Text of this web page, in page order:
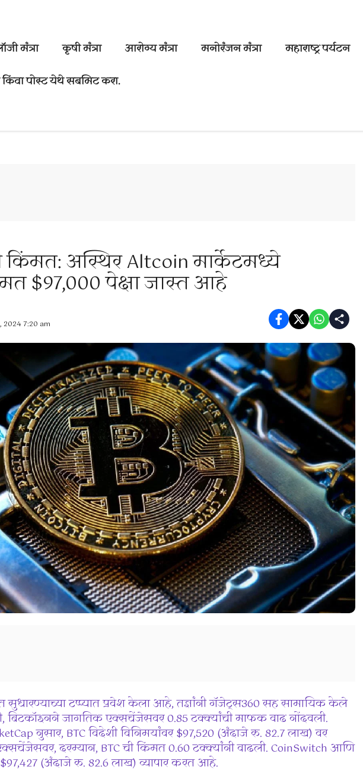
मंत्रा कृषी मंत्रा आरोग्य मंत्रा मनोरंजन मंत्रा महाराष्ट्र पर्यटन
पोस्ट येथे सबमिट करा.
किंमत: अस्थिर Altcoin मार्केटमध्ये
$97,000 पेक्षा जास्त आहे
2024 7:20 am
सुधारण्याच्या टप्प्यात प्रवेश केला आहे, तज्ञांनी गॅजेट्स360 सह सामायिक केले
बिटकॉइनने जागतिक एक्सचेंजेसवर 0.85 टक्क्यांची माफक वाढ नोंदवली.
नुसार, BTC विदेशी विनिमयांवर $97,520 (अंदाजे रु. 82.7 लाख) वर
एक्सचेंजेसवर, दरम्यान, BTC ची किंमत 0.60 टक्क्यांनी वाढली. CoinSwitch आणि
(अंदाजे रु. 82.6 लाख) व्यापार करत आहे.